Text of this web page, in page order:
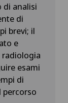
di analisi
di
brevi; il
e
esami
di